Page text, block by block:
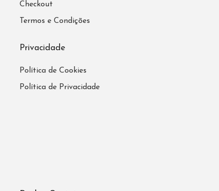
Checkout
Termos e Condições
Privacidade
Política de Cookies
Política de Privacidade